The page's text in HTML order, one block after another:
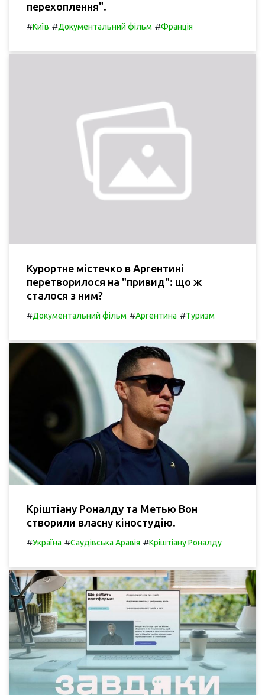
перехоплення".
#Київ #Документальний фільм #Франція
Курортне містечко в Аргентині
перетворилося на "привид": що ж
сталося з ним?
#Документальний фільм #Аргентина #Туризм
Кріштіану Роналду та Метью Вон
створили власну кіностудію.
#Україна #Саудівська Аравія #Кріштіану Роналду